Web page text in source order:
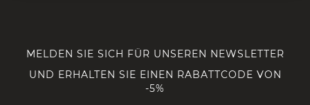
MELDEN SIE SICH FÜR UNSEREN NEWSLETTER
UND ERHALTEN SIE EINEN RABATTCODE VON
-5%